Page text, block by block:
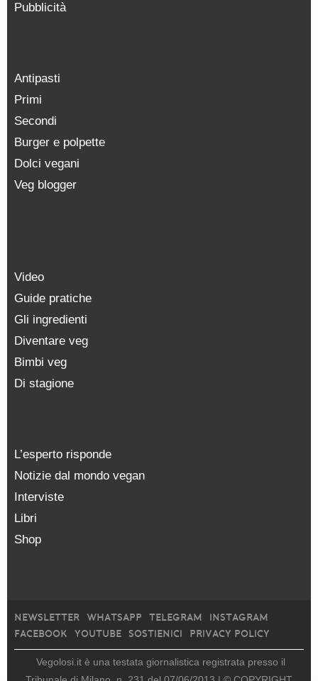
Pubblicità
Antipasti
Primi
Secondi
Burger e polpette
Dolci vegani
Veg blogger
Video
Guide pratiche
Gli ingredienti
Diventare veg
Bimbi veg
Di stagione
L’esperto risponde
Notizie dal mondo vegan
Interviste
Libri
Shop
NEWSLETTER WHATSAPP TELEGRAM
INSTAGRAM
FACEBOOK
YOUTUBE SOSTIENICI PRIVACY POLICY
Vegolosi.it è una testata giornalistica registrata presso il